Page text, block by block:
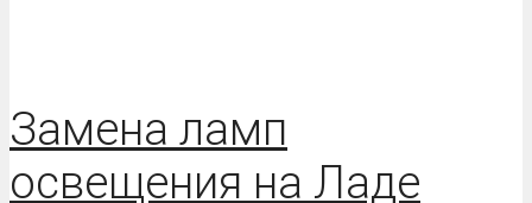
Замена ламп
освещения на Ладе